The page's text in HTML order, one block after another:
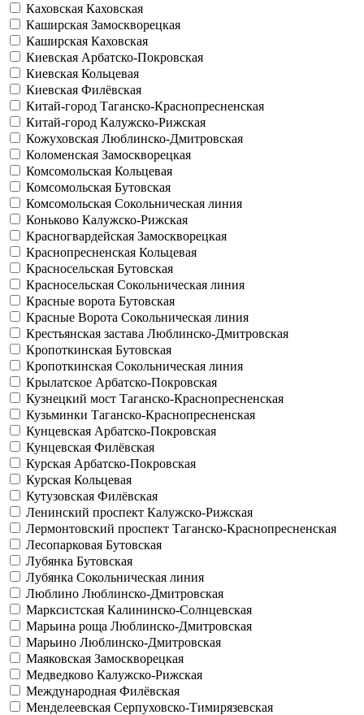
Каховская Каховская
Каширская Замоскворецкая
Каширская Каховская
Киевская Арбатско-Покровская
Киевская Кольцевая
Киевская Филёвская
Китай-город Таганско-Краснопресненская
Китай-город Калужско-Рижская
Кожуховская Люблинско-Дмитровская
Коломенская Замоскворецкая
Комсомольская Кольцевая
Комсомольская Бутовская
Комсомольская Сокольническая линия
Коньково Калужско-Рижская
Красногвардейская Замоскворецкая
Краснопресненская Кольцевая
Красносельская Бутовская
Красносельская Сокольническая линия
Красные ворота Бутовская
Красные Ворота Сокольническая линия
Крестьянская застава Люблинско-Дмитровская
Кропоткинская Бутовская
Кропоткинская Сокольническая линия
Крылатское Арбатско-Покровская
Кузнецкий мост Таганско-Краснопресненская
Кузьминки Таганско-Краснопресненская
Кунцевская Арбатско-Покровская
Кунцевская Филёвская
Курская Арбатско-Покровская
Курская Кольцевая
Кутузовская Филёвская
Ленинский проспект Калужско-Рижская
Лермонтовский проспект Таганско-Краснопресненская
Лесопарковая Бутовская
Лубянка Бутовская
Лубянка Сокольническая линия
Люблино Люблинско-Дмитровская
Марксистская Калининско-Солнцевская
Марьина роща Люблинско-Дмитровская
Марьино Люблинско-Дмитровская
Маяковская Замоскворецкая
Медведково Калужско-Рижская
Международная Филёвская
Менделеевская Серпуховско-Тимирязевская